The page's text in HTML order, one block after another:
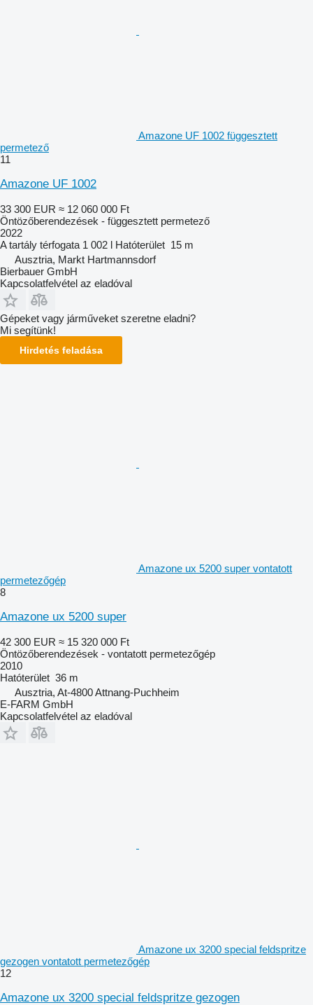
Amazone UF 1002 függesztett
permetező
11
Amazone UF 1002
33 300 EUR ≈ 12 060 000 Ft
Öntözőberendezések - függesztett permetező
2022
A tartály térfogata 1 002 l Hatóterület 15 m
Ausztria, Markt Hartmannsdorf
Bierbauer GmbH
Kapcsolatfelvétel az eladóval
Gépeket vagy járműveket szeretne eladni?
Mi segítünk!
Hirdetés feladása
Amazone ux 5200 super vontatott
permetezőgép
8
Amazone ux 5200 super
42 300 EUR ≈ 15 320 000 Ft
Öntözőberendezések - vontatott permetezőgép
2010
Hatóterület 36 m
Ausztria, At-4800 Attnang-Puchheim
E-FARM GmbH
Kapcsolatfelvétel az eladóval
Amazone ux 3200 special feldspritze
gezogen vontatott permetezőgép
12
Amazone ux 3200 special feldspritze gezogen